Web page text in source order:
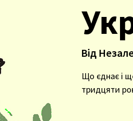
Що єднає і
тридцяти
Від